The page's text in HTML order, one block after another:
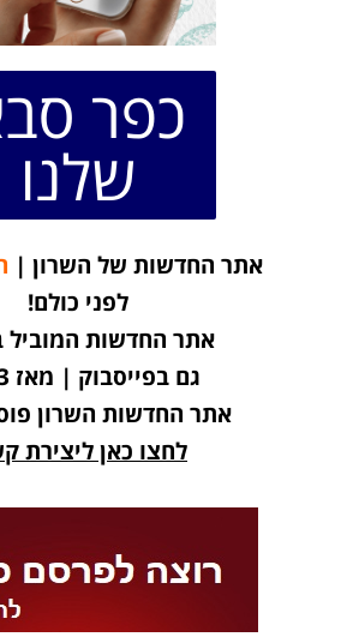
כפר
שלנו
אתר החדשות של השרון |
לפני כולם!
אתר החדשות המוביל
גם בפייסבוק | מאז 2013
אתר החדשות השרון פוסט
לחצו כאן ליצירת